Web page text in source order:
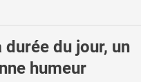
durée du jour, un
humeur